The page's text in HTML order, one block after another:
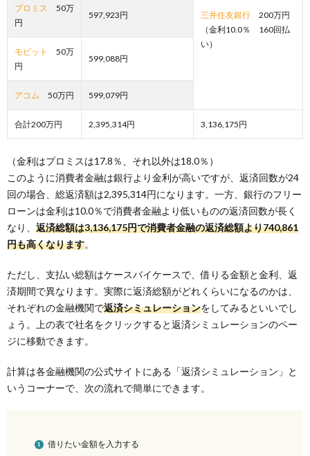
三井住友銀行 200万円
（金利10.0％ 160回払
い）
プロミス 50万
円
597,923円
モビット
50万
円
599,088円
アコム 50万円 599,079円
合計200万円 2,395,314円 3,136,175円
（金利はプロミスは17.8％、それ以外は18.0％）
このように消費者金融は銀行より金利が高いですが、返済回数が24
回の場合、総返済額は2,395,314円になります。一方、銀行のフリー
ローンは金利は10.0％で消費者金融より低いものの返済回数が長く
なり、 返済総額は3,136,175円で消費者金融の返済総額より740,861
円も高くなります。
ただし、支払い総額はケースバイケースで、借りる金額と金利、返
済期間で異なります。実際に返済総額がどれくらいになるのかは、
それぞれの金融機関で返済シミュレーションをしてみるといいでし
ょう。上の表で社名をクリックすると返済シミュレーションのペー
ジに移動できます。
計算は各金融機関の公式サイトにある「返済シミュレーション」と
いうコーナーで、次の流れで簡単にできます。
借りたい金額を入力する